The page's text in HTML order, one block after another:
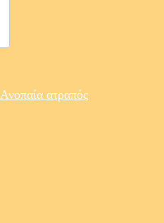
Ανοπαία ατραπός